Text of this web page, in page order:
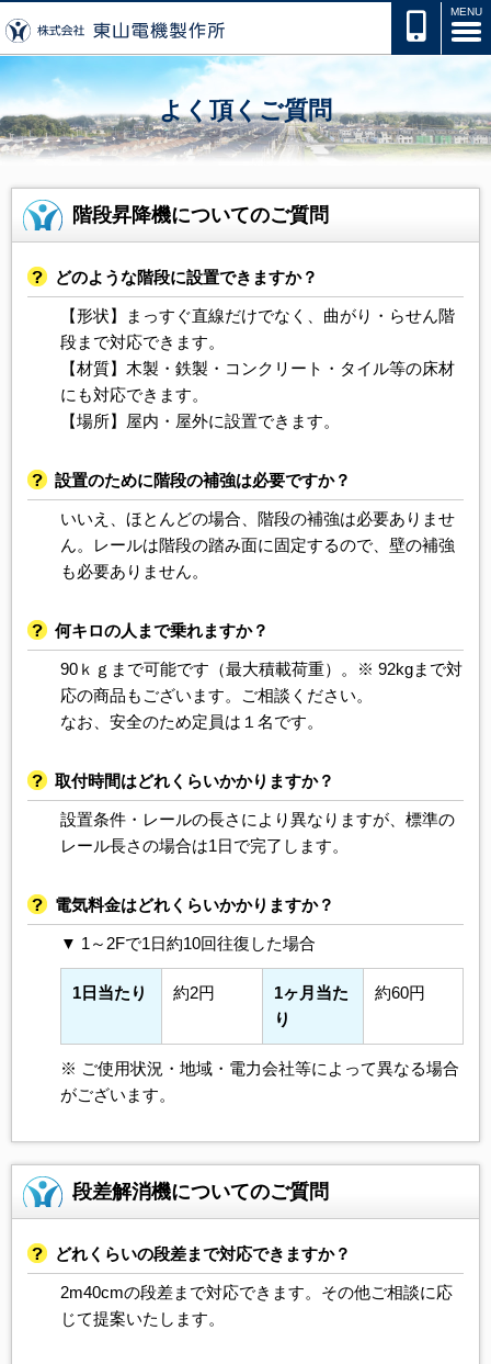
よく頂くご質問
階段昇降機についてのご質問
どのような階段に設置できますか？
【形状】まっすぐ直線だけでなく、曲がり・らせん階
段まで対応できます。
【材質】木製・鉄製・コンクリート・タイル等の床材
にも対応できます。
【場所】屋内・屋外に設置できます。
設置のために階段の補強は必要ですか？
いいえ、ほとんどの場合、階段の補強は必要ありませ
ん。レールは階段の踏み面に固定するので、壁の補強
も必要ありません。
何キロの人まで乗れますか？
90ｋｇまで可能です（最大積載荷重）。※ 92kgまで対
応の商品もございます。ご相談ください。
なお、安全のため定員は１名です。
取付時間はどれくらいかかりますか？
設置条件・レールの長さにより異なりますが、標準の
レール長さの場合は1日で完了します。
電気料金はどれくらいかかりますか？
▼ 1～2Fで1日約10回往復した場合
1日当たり 約2円
1ヶ月当た
り
約60円
※ ご使用状況・地域・電力会社等によって異なる場合
がございます。
段差解消機についてのご質問
どれくらいの段差まで対応できますか？
2m40cmの段差まで対応できます。その他ご相談に応
じて提案いたします。